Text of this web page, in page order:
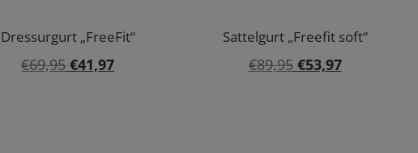
Dressurgurt „FreeFit“
€69,95 Ursprünglicher
€41,97Aktueller
Sattelgurt „Freefit soft“
€89,95 Ursprünglicher
€53,97Aktueller